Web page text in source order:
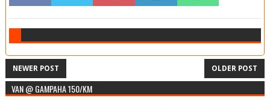
NEWER POST OLDER POST
VAN @ GAMPAHA 150/KM